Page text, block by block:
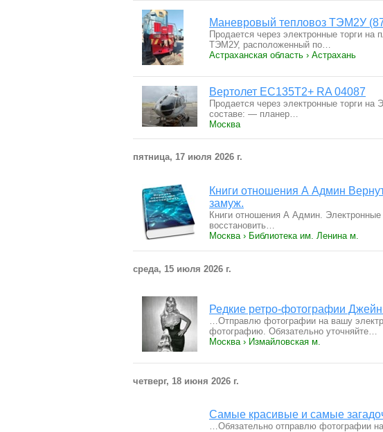
Маневровый тепловоз ТЭМ2У
Продается через электронные торги
ТЭМ2У, расположенный по…
Астраханская область › Астрахань
Вертолет ЕС135Т2+ RA 04087
Продается через электронные торги
составе: — планер…
Москва
пятница, 17 июля 2026 г.
Книги отношения А Админ
замуж.
Книги отношения А Админ. Электронные
восстановить…
Москва › Библиотека им. Ленина м.
среда, 15 июля 2026 г.
Редкие ретро-фотографии
…Отправлю фотографии на вашу
фотографию. Обязательно уточняйте…
Москва › Измайловская м.
четверг, 18 июня 2026 г.
Самые красивые и самые
…Обязательно отправлю фотографии